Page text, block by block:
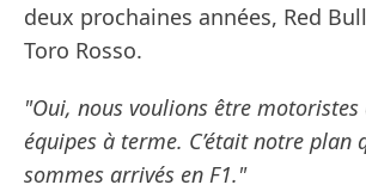
deux prochaines années, Red
Toro Rosso.
"Oui, nous voulions être motoristes
équipes à terme. C’était notre plan
sommes arrivés en F1."